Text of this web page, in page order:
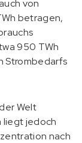
von
betragen,
950 TWh
Strombedarfs
Welt
liegt jedoch
nach